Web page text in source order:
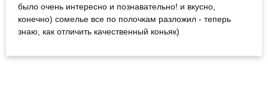
было очень интересно и познавательно! и вкусно,
конечно) сомелье все по полочкам разложил - теперь
знаю, как отличить качественный коньяк)